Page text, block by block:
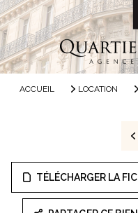
ACCUEIL LOCATION
TÉLÉCHARGER LA